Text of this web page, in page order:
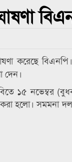
চাইবে পুলিশ
করেছে
দেন।
১৫ নভেম্বর
করা হলো।